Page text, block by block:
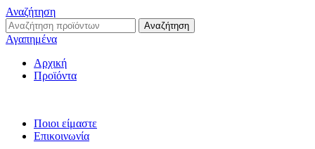
Αναζήτηση
Αναζήτηση
Αγαπημένα
Αρχική
Προϊόντα
Ποιοι είμαστε
Επικοινωνία